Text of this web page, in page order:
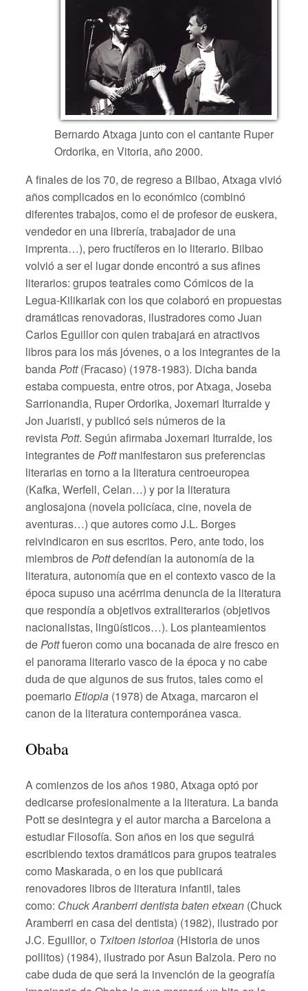
Bernardo Atxaga junto con el cantante Ruper
Ordorika, en Vitoria, año 2000.
A finales de los 70, de regreso a Bilbao, Atxaga vivió
años complicados en lo económico (combinó
diferentes trabajos, como el de profesor de euskera,
vendedor en una librería, trabajador de una
imprenta…), pero fructíferos en lo literario. Bilbao
volvió a ser el lugar donde encontró a sus afines
literarios: grupos teatrales como Cómicos de la
Legua-Kilikariak con los que colaboró en propuestas
dramáticas renovadoras, ilustradores como Juan
Carlos Eguillor con quien trabajará en atractivos
libros para los más jóvenes, o a los integrantes de la
bandaPott(Fracaso) (1978-1983). Dicha banda
estaba compuesta, entre otros, por Atxaga, Joseba
Sarrionandia, Ruper Ordorika, Joxemari Iturralde y
Jon Juaristi, y publicó seis números de la
revistaPott. Según afirmaba Joxemari Iturralde, los
integrantes dePottmanifestaron sus preferencias
literarias en torno a la literatura centroeuropea
(Kafka, Werfell, Celan…) y por la literatura
anglosajona (novela policíaca, cine, novela de
aventuras…) que autores como J.L. Borges
reivindicaron en sus escritos. Pero, ante todo, los
miembros dePottdefendían la autonomía de la
literatura, autonomía que en el contexto vasco de la
época supuso una acérrima denuncia de la literatura
que respondía a objetivos extraliterarios (objetivos
nacionalistas, lingüísticos…). Los planteamientos
dePottfueron como una bocanada de aire fresco en
el panorama literario vasco de la época y no cabe
duda de que algunos de sus frutos, tales como el
poemario Etiopia(1978) de Atxaga, marcaron el
canon de la literatura contemporánea vasca.
Obaba
A comienzos de los años 1980, Atxaga optó por
dedicarse profesionalmente a la literatura. La banda
Pott se desintegra y el autor marcha a Barcelona a
estudiar Filosofía. Son años en los que seguirá
escribiendo textos dramáticos para grupos teatrales
como Maskarada, o en los que publicará
renovadores libros de literatura infantil, tales
como: Chuck Aranberri dentista baten etxean(Chuck
Aramberri en casa del dentista) (1982), ilustrado por
J.C. Eguillor, o Txitoen istorioa(Historia de unos
pollitos) (1984), ilustrado por Asun Balzola. Pero no
cabe duda de que será la invención de la geografía